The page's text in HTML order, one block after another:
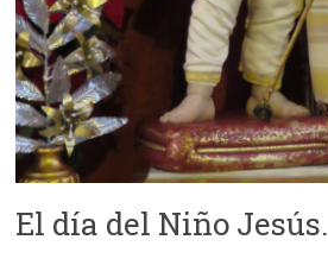
El día del Niño Jesús.